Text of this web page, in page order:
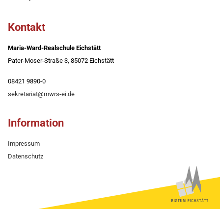
Kontakt
Maria-Ward-Realschule Eichstätt
Pater-Moser-Straße 3, 85072 Eichstätt
08421 9890-0
sekretariat@mwrs-ei.de
Information
Impressum
Datenschutz